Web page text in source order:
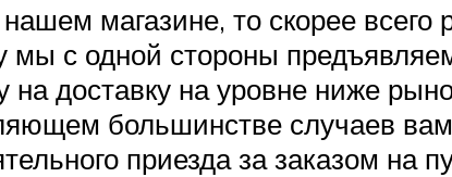
магазине, то скорее всего
мы с одной стороны
на доставку на уровне ниже
большинстве случаев
приезда за заказом на